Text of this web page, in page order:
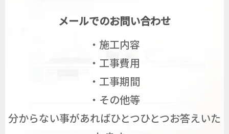
メールでのお問い合わせ
・施工内容
・工事費用
・工事期間
・その他等
分からない事があればひとつひとつお答えいた